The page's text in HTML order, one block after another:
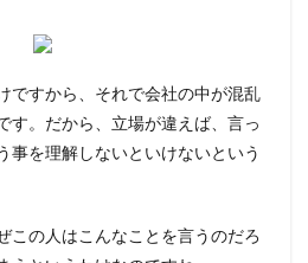
ですから、それで会社の中が混乱
す。だから、立場が違えば、言っ
事を理解しないといけないという
この人はこんなことを言うのだろ